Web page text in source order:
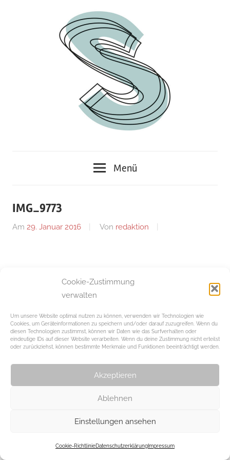
Cookie-Zustimmung
verwalten
Um unsere Website optimal nutzen zu können, verwenden wir Technologien wie
Cookies, um Geräteinformationen zu speichern und/oder darauf zuzugreifen. Wenn du
diesen Technologien zustimmst, können wir Daten wie das Surfverhalten oder
eindeutige IDs auf dieser Website verarbeiten. Wenn du deine Zustimmung nicht erteilst
oder zurückziehst, können bestimmte Merkmale und Funktionen beeinträchtigt werden.
Akzeptieren
Ablehnen
Einstellungen ansehen
Cookie-RichtlinieDatenschutzerklärungImpressum
Menü
IMG_9773
Am 29. Januar 2016 Von redaktion
Beitragsnavigation
„Ein Kunststudium
Menschen“
Schreibe einen Kommentar
angemeldetsein, um einen Kommentar
abzugeben.
WordPress-Theme: Chronus von ThemeZee.